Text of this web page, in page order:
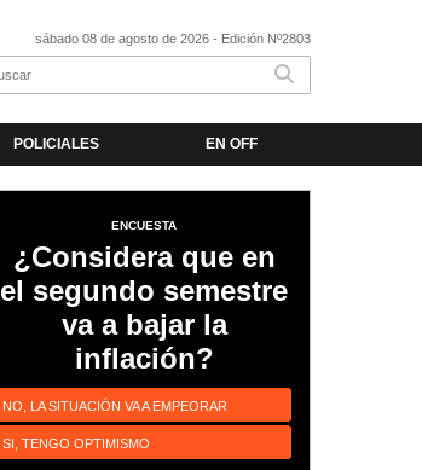
sábado 08 de agosto de 2026 - Edición Nº2803
POLICIALES EN OFF
ENCUESTA
¿Considera que en
el segundo semestre
va a bajar la
inflación?
NO, LA SITUACIÓN VA A EMPEORAR
SI, TENGO OPTIMISMO